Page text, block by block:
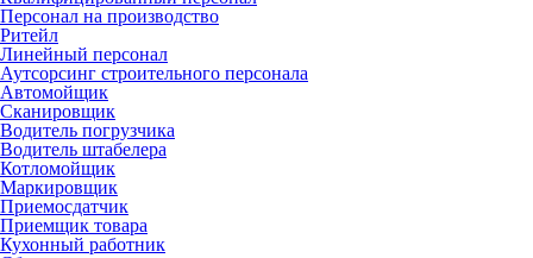
Персонал на производство
Ритейл
Линейный персонал
Аутсорсинг строительного персонала
Автомойщик
Сканировщик
Водитель погрузчика
Водитель штабелера
Котломойщик
Маркировщик
Приемосдатчик
Приемщик товара
Кухонный работник